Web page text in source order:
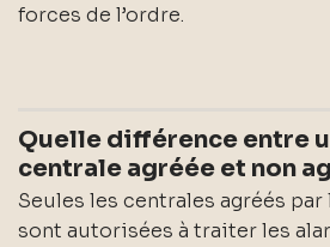
forces de l’ordre.
Quelle différence entre
centrale agréée et non
Seules les centrales agréés
sont autorisées à traiter les